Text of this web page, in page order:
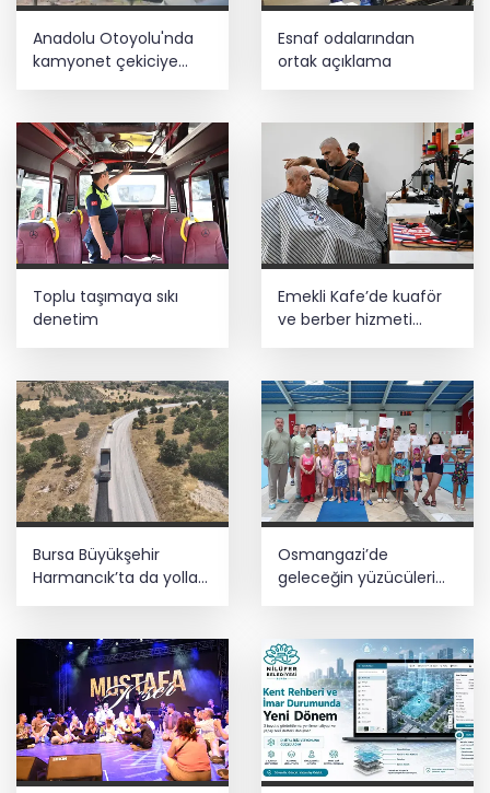
Anadolu Otoyolu'nda
kamyonet çekiciye
Esnaf odalarından
ortak açıklama
Toplu taşımaya sıkı
denetim
Emekli Kafe’de kuaför
ve berber hizmeti
başladı
Bursa Büyükşehir
Harmancık’ta da yolları
yeniliyor
Osmangazi’de
geleceğin yüzücüleri
sertifikalarını aldı